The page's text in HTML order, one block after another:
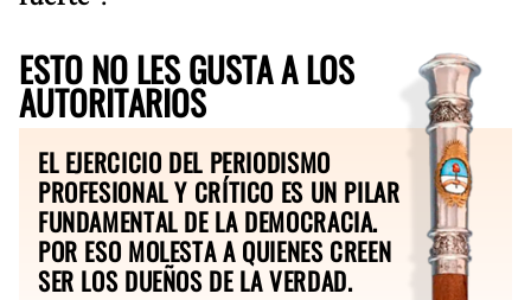
ESTO NO LES GUSTA A LOS
AUTORITARIOS
EL EJERCICIO DEL PERIODISMO
PROFESIONAL Y CRÍTICO ES UN PILAR
FUNDAMENTAL DE LA DEMOCRACIA.
POR ESO MOLESTA A QUIENES CREEN
SER LOS DUEÑOS DE LA VERDAD.